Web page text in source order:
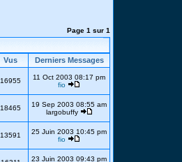
Page 1 sur 1
Vus Derniers Messages
16955
11 Oct 2003 08:17 pm
fio
18465
19 Sep 2003 08:55 am
largobuffy
13591
25 Juin 2003 10:45 pm
fio
23 Juin 2003 09:43 pm